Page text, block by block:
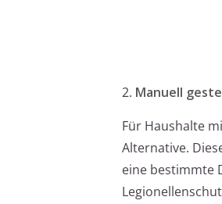
2. Manuell
Für Haushalte
Alternative.
eine bestimmte